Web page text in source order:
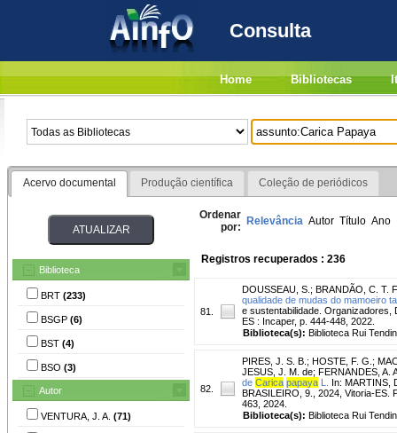
Consulta
Home Bibliotecas
Acervo documental Produção científica Coleção de periódicos
Biblioteca
BRT (233)
BSGP (6)
BST (4)
BSO (3)
Autor
VENTURA, J. A. (71)
Ordenar
por: Relevância Autor Título Ano
Registros recuperados : 236
81.
DOUSSEAU, S. ; BRANDÃO, C. T.
qualidade de mudas do mamoeiro
e sustentabilidade. Organizadores,
ES : Incaper, p. 444-448, 2022.
Biblioteca(s): Biblioteca Rui
82.
PIRES, J. S. B. ; HOSTE, F. G. ;
JESUS, J. M. de; FERNANDES, A.
de Carica papaya L.
In: MARTINS,
BRASILEIRO, 9., 2024, Vitoria-ES.
463, 2024.
Biblioteca(s): Biblioteca Rui